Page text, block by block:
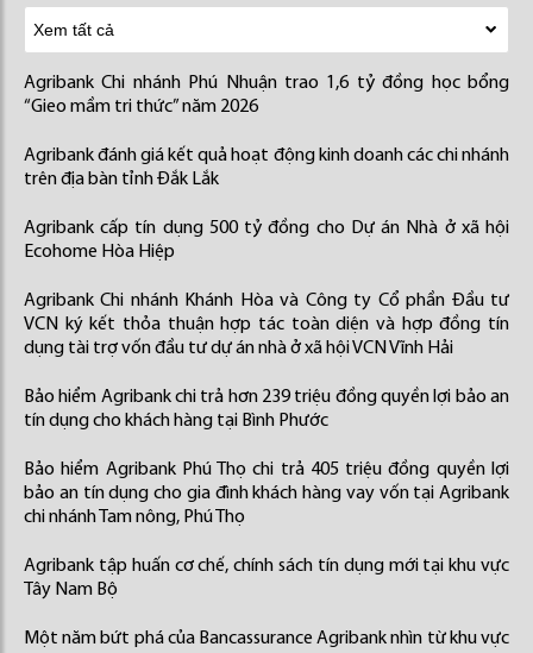
Agribank Chi nhánh Phú Nhuận trao 1,6 tỷ đồng học bổng
“Gieo mầm tri thức” năm 2026
Agribank đánh giá kết quả hoạt động kinh doanh các chi nhánh
trên địa bàn tỉnh Đắk Lắk
Agribank cấp tín dụng 500 tỷ đồng cho Dự án Nhà ở xã hội
Ecohome Hòa Hiệp
Agribank Chi nhánh Khánh Hòa và Công ty Cổ phần Đầu tư
VCN ký kết thỏa thuận hợp tác toàn diện và hợp đồng tín
dụng tài trợ vốn đầu tư dự án nhà ở xã hội VCN Vĩnh Hải
Bảo hiểm Agribank chi trả hơn 239 triệu đồng quyền lợi bảo an
tín dụng cho khách hàng tại Bình Phước
Bảo hiểm Agribank Phú Thọ chi trả 405 triệu đồng quyền lợi
bảo an tín dụng cho gia đình khách hàng vay vốn tại Agribank
chi nhánh Tam nông, Phú Thọ
Agribank tập huấn cơ chế, chính sách tín dụng mới tại khu vực
Tây Nam Bộ
Một năm bứt phá của Bancassurance Agribank nhìn từ khu vực